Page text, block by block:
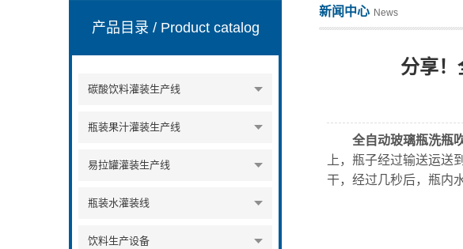
产品目录 / Product catalog
碳酸饮料灌装生产线
瓶装果汁灌装生产线
易拉罐灌装生产线
瓶装水灌装线
饮料生产设备
新闻中心 News
分享！
全自动玻璃瓶洗瓶
上，瓶子经过输送运
干，经过几秒后，瓶内